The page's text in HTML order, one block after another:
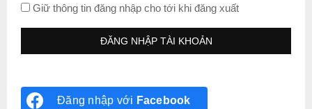
Giữ thông tin đăng nhập cho tới khi đăng xuất
Đăng nhập với Facebook